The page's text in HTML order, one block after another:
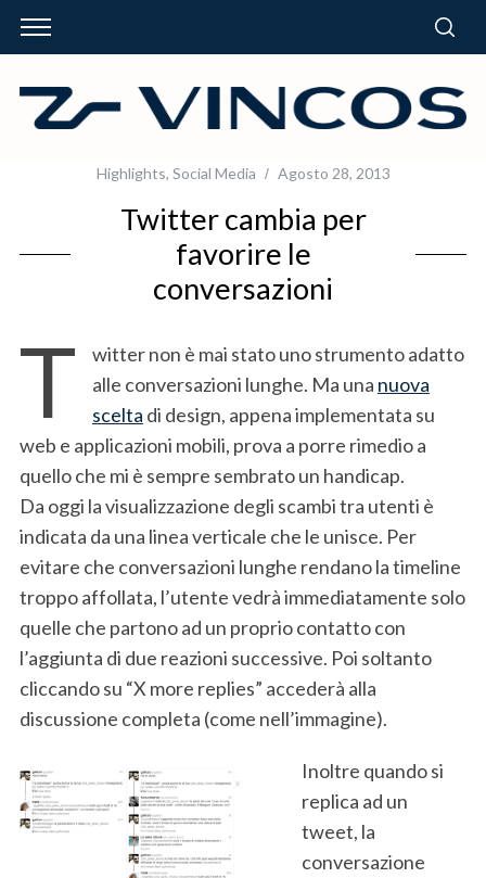
Highlights, Social Media Agosto 28, 2013
Twitter cambia per
favorire le
conversazioni
T
witter non è mai stato uno strumento adatto
alle conversazioni lunghe. Ma una nuova
scelta di design, appena implementata su
web e applicazioni mobili, prova a porre rimedio a
quello che mi è sempre sembrato un handicap.
Da oggi la visualizzazione degli scambi tra utenti è
indicata da una linea verticale che le unisce. Per
evitare che conversazioni lunghe rendano la timeline
troppo affollata, l’utente vedrà immediatamente solo
quelle che partono ad un proprio contatto con
l’aggiunta di due reazioni successive. Poi soltanto
cliccando su “X more replies” accederà alla
discussione completa (come nell’immagine).
Inoltre quando si
replica ad un
tweet, la
conversazione